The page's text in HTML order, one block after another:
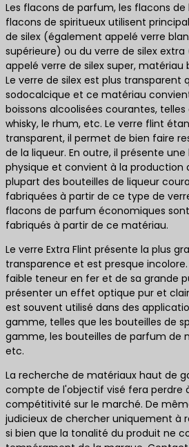
Les flacons de parfum, les flacons de
flacons de spiritueux utilisent
de silex (également appelé verre
supérieure) ou du verre de silex
appelé verre de silex super, matériau
Le verre de silex est plus transparent
sodocalcique et ce matériau
boissons alcoolisées courantes, telles
whisky, le rhum, etc. Le verre flint
transparent, il permet de bien faire
de la liqueur. En outre, il présente
physique et convient à la production
plupart des bouteilles de liqueur
fabriquées à partir de ce type de
flacons de parfum économiques
fabriqués à partir de ce matériau.
Le verre Extra Flint présente la plus
transparence et est presque incolore.
faible teneur en fer et de sa grande
présenter un effet optique pur et
est souvent utilisé dans des
gamme, telles que les bouteilles de
gamme, les bouteilles de parfum de
etc.
La recherche de matériaux haut de
compte de l'objectif visé fera perdre
compétitivité sur le marché. De
judicieux de chercher uniquement à
si bien que la tonalité du produit ne